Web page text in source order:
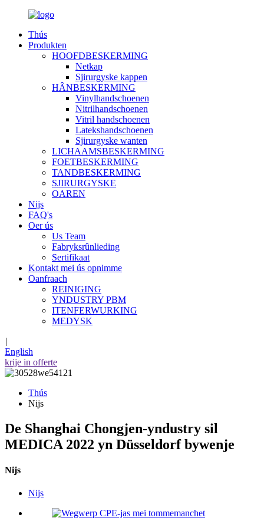
Thús
Produkten
HOOFDBESKERMING
Netkap
Sjirurgyske kappen
HÂNBESKERMING
Vinylhandschoenen
Nitrilhandschoenen
Vitril handschoenen
Latekshandschoenen
Sjirurgyske wanten
LICHAAMSBESKERMING
FOETBESKERMING
TANDBESKERMING
SJIRURGYSKE
OAREN
Nijs
FAQ's
Oer ús
Us Team
Fabryksrûnlieding
Sertifikaat
Kontakt mei ús opnimme
Oanfraach
REINIGING
YNDUSTRY PBM
ITENFERWURKING
MEDYSK
|
English
krije in offerte
Thús
Nijs
De Shanghai Chongjen-yndustry sil
MEDICA 2022 yn Düsseldorf bywenje
Nijs
Nijs